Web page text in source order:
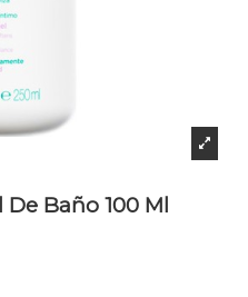
Baño 100 Ml